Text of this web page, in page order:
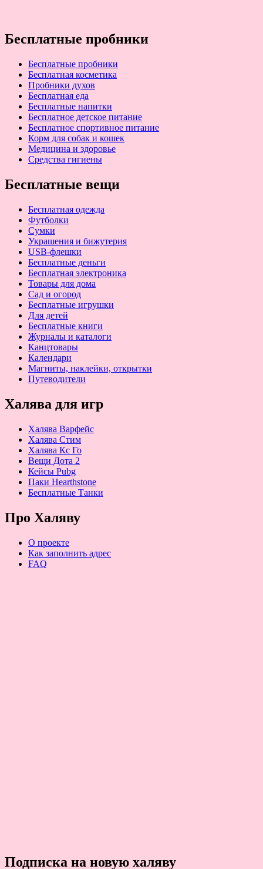
Бесплатные пробники
Бесплатные пробники
Бесплатная косметика
Пробники духов
Бесплатная еда
Бесплатные напитки
Бесплатное детское питание
Бесплатное спортивное питание
Корм для собак и кошек
Медицина и здоровье
Средства гигиены
Бесплатные вещи
Бесплатная одежда
Футболки
Сумки
Украшения и бижутерия
USB-флешки
Бесплатные деньги
Бесплатная электроника
Товары для дома
Сад и огород
Бесплатные игрушки
Для детей
Бесплатные книги
Журналы и каталоги
Канцтовары
Календари
Магниты, наклейки, открытки
Путеводители
Халява для игр
Халява Варфейс
Халява Стим
Халява Кс Го
Вещи Дота 2
Кейсы Pubg
Паки Hearthstone
Бесплатные Танки
Про Халяву
О проекте
Как заполнить адрес
FAQ
Подписка на новую халяву